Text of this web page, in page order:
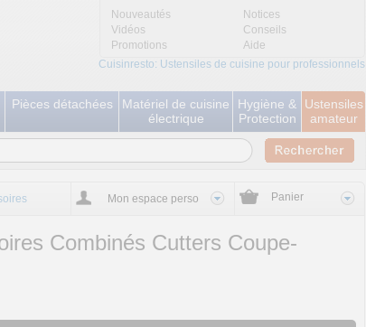
Nouveautés
Notices
Vidéos
Conseils
Promotions
Aide
Cuisinresto: Ustensiles de cuisine pour professionnels
Pièces détachées
Matériel de cuisine
électrique
Hygiène &
Protection
Ustensiles
amateur
Mon espace perso Panier
Combinés Cutters Coupe-